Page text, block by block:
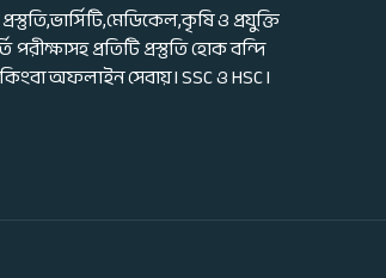
ও প্রযুক্তি
পরীক্ষাসহ প্রতিটি প্রস্তুতি হোক বন্দি
অফলাইন সেবায় I SSC ও HSC I